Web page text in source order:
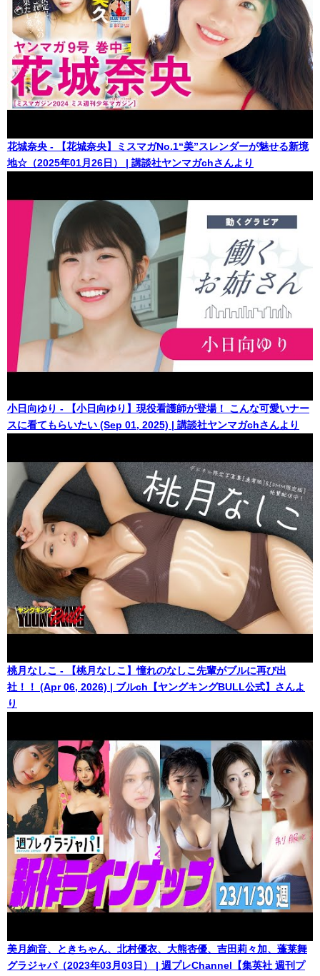
花城奈央 - 【花城奈央】ミスマガNo.1“美”スレンダーが魅せる新境
地☆（2025年01月26日） | 講談社ヤンマガchさんより
小日向ゆり - 【小日向ゆり】現役看護師が登場！ こんな可愛いナー
スに看てもらいたい (Sep 01, 2025) | 講談社ヤンマガchさんより
桃月なしこ - 【桃月なしこ】憧れのなしこ先輩がブルに再び出
社！！ (Apr 06, 2026) | ブルch【ヤングキングBULL公式】さんよ
り
美月絢音、ときちゃん、北村優衣、大熊杏優、吉田莉々加、蓬莱舞
グラジャパ（2023年03月03日） | 週プレChannel【集英社 週刊プ